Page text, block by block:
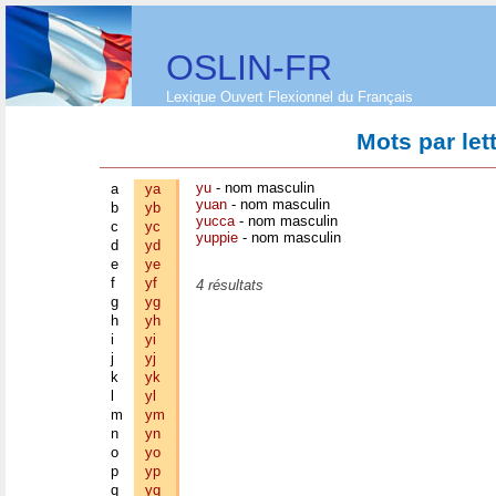
OSLIN-FR
Lexique Ouvert Flexionnel du Français
Mots par
a
b
c
d
e
f
g
h
i
j
k
m
n
o
p
q
ya
yb
yc
yd
ye
yf
yg
yh
yi
yj
yk
yl
ym
yn
yo
yp
yq
yu - nom masculin
yuan - nom masculin
yucca- nom masculin
yuppie - nom masculin
4 résultats